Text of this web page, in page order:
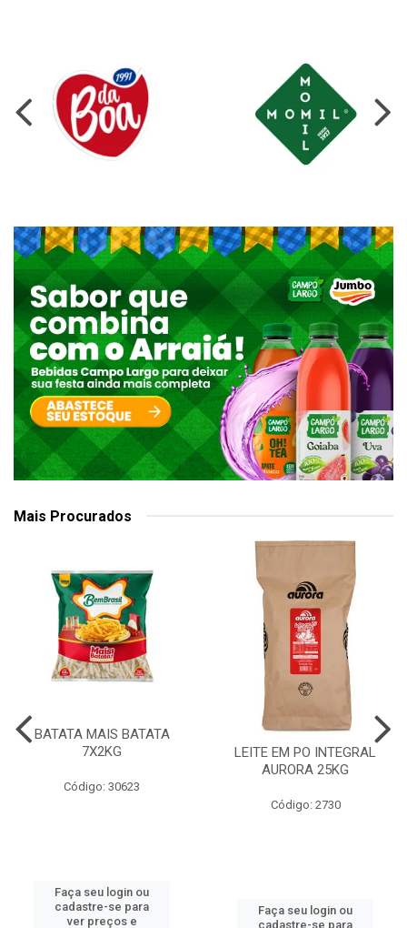
Mais Procurados
BATATA MAIS BATATA
7X2KG
Código: 30623
Faça seu login ou
cadastre-se para
ver preços e
LEITE EM PO INTEGRAL
AURORA 25KG
Código: 2730
Faça seu login ou
cadastre-se para